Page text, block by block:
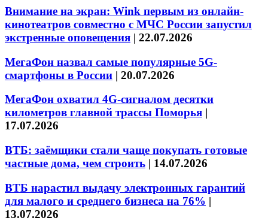
Внимание на экран: Wink первым из онлайн-
кинотеатров совместно с МЧС России запустил
экстренные оповещения | 22.07.2026
МегаФон назвал самые популярные 5G-
смартфоны в России | 20.07.2026
МегаФон охватил 4G-сигналом десятки
километров главной трассы Поморья |
17.07.2026
ВТБ: заёмщики стали чаще покупать готовые
частные дома, чем строить | 14.07.2026
ВТБ нарастил выдачу электронных гарантий
для малого и среднего бизнеса на 76% |
13.07.2026